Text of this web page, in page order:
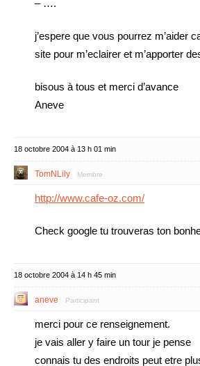
– ….
j’espere que vous pourrez m’aider
site pour m’eclairer et m’apporter
bisous à tous et merci d’avance
Aneve
18 octobre 2004 à 13 h 01 min
TomNLily Membre
http://www.cafe-oz.com/
Check google tu trouveras ton
18 octobre 2004 à 14 h 45 min
aneve Participant
merci pour ce renseignement.
je vais aller y faire un tour je pense
connais tu des endroits peut etre